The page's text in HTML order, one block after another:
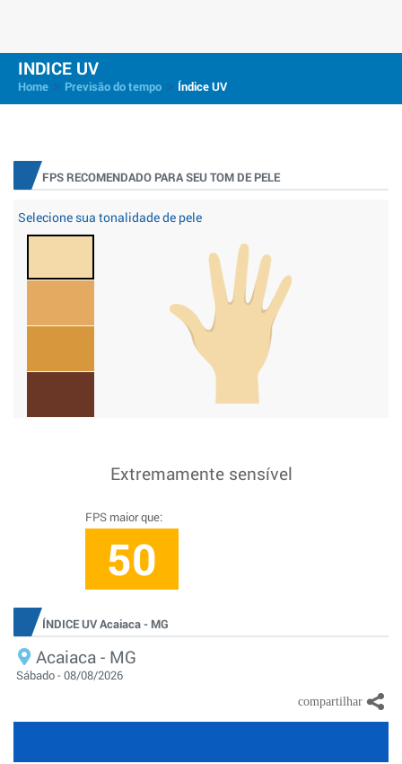
INDICE UV
Home Previsão do tempo Índice UV
FPS RECOMENDADO PARA SEU TOM DE PELE
Selecione sua tonalidade de pele
Extremamente sensível
FPS maior que:
50
ÍNDICE UV Acaiaca - MG
Acaiaca - MG
Sábado - 08/08/2026